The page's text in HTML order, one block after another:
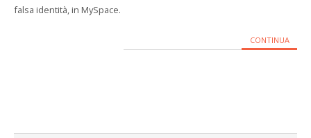
falsa identità, in MySpace.
CONTINUA